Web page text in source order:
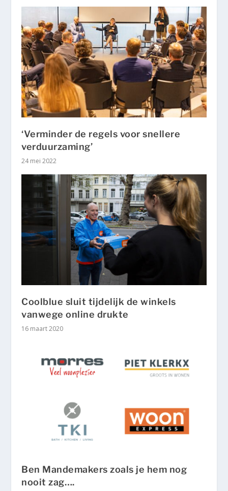
‘Verminder de regels voor snellere
verduurzaming’
24 mei 2022
Coolblue sluit tijdelijk de winkels
vanwege online drukte
16 maart 2020
Ben Mandemakers zoals je hem nog
nooit zag….